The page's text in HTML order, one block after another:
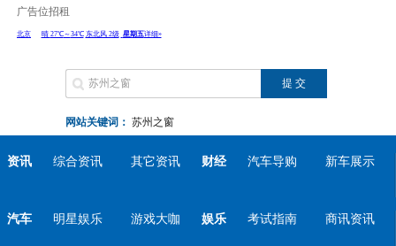
广告位招租
网站关键词： 苏州之窗
资讯 综合资讯 其它资讯 财经 汽车导购 新车展示
汽车 明星娱乐 游戏大咖 娱乐 考试指南 商讯资讯